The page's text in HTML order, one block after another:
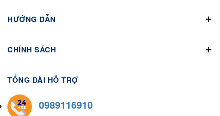
HƯỚNG DẪN
CHÍNH SÁCH
TỔNG ĐÀI HỖ TRỢ
0989116910